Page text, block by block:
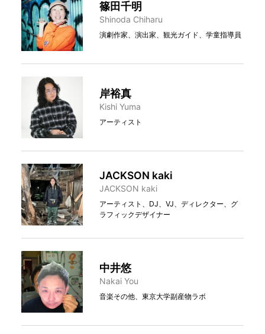
篠田千明
Shinoda Chiharu
演劇作家、演出家、観光ガイド、学童指導員
岸裕真
Kishi Yuma
アーティスト
JACKSON kaki
JACKSON kaki
アーティスト、DJ、VJ、ディレクター、グ
ラフィックデザイナー
中井悠
Nakai You
音楽その他、東京大学副産物ラボ